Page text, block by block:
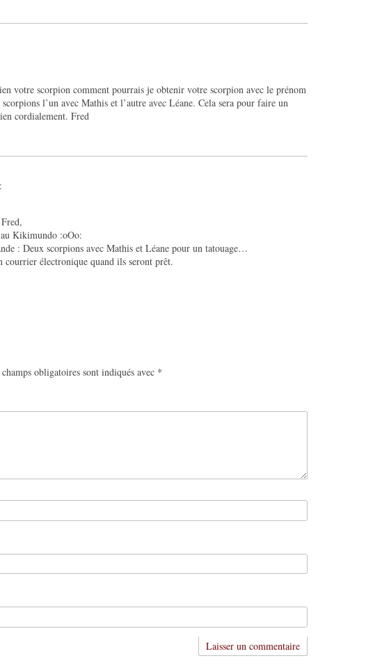
votre scorpion comment pourrais je obtenir votre scorpion avec le prénom
l’un avec Mathis et l’autre avec Léane. Cela sera pour faire un
cordialement. Fred
Kikimundo :oOo:
: Deux scorpions avec Mathis et Léane pour un tatouage…
courrier électronique quand ils seront prêt.
obligatoires sont indiqués avec *